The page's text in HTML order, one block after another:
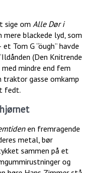
sige om Alle Dør i
mere blackede lyd, som
Tom G “öugh” havde
(Den Knitrende
mindre end fem
traktor gasse omkamp
fedt.
en fremragende
metal, bør
sammen på et
og